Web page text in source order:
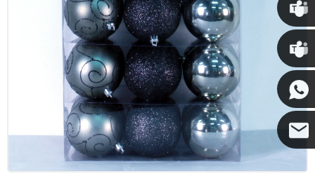
克里斯
· 肯尼 ·